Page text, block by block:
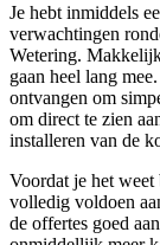
Je hebt inmiddels
verwachtingen
Wetering.
gaan heel lang
ontvangen om
om direct te zien
installeren van de
Voordat je het
volledig voldoen
de offertes goed